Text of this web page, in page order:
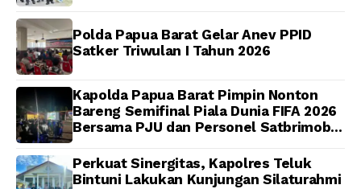
Polda Papua Barat Gelar Anev PPID
Satker Triwulan I Tahun 2026
Kapolda Papua Barat Pimpin Nonton
Bareng Semifinal Piala Dunia FIFA 2026
Bersama PJU dan Personel Satbrimob
Perkuat Sinergitas, Kapolres Teluk
Bintuni Lakukan Kunjungan Silaturahmi